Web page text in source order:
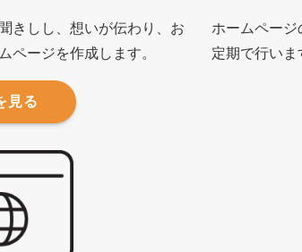
きしし、想いが伝わり、お
ページを作成します。
見る
ホームペー
定期で行いま